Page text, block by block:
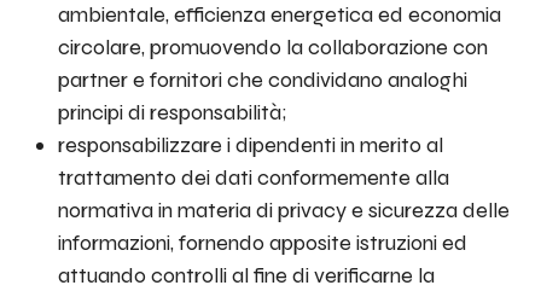
ambientale, efficienza energetica ed economia
circolare, promuovendo la collaborazione con
partner e fornitori che condividano analoghi
principi di responsabilità;
responsabilizzare i dipendenti in merito al
trattamento dei dati conformemente alla
normativa in materia di privacy e sicurezza delle
informazioni, fornendo apposite istruzioni ed
attuando controlli al fine di verificarne la